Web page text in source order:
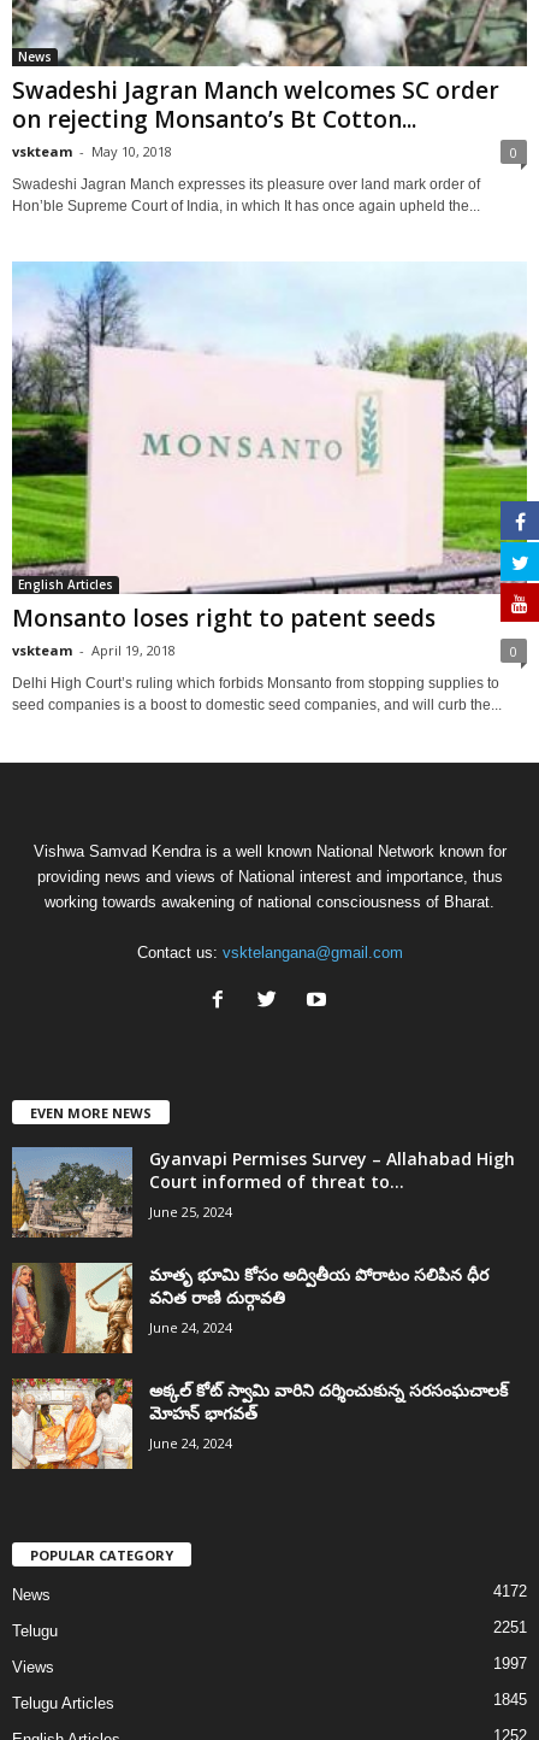
News
Swadeshi Jagran Manch welcomes SC order
on rejecting Monsanto’s Bt Cotton...
vskteam - May 10, 2018 0
Swadeshi Jagran Manch expresses its pleasure over land mark order of
Hon’ble Supreme Court of India, in which It has once again upheld the...
English Articles
Monsanto loses right to patent seeds
vskteam - April 19, 2018 0
Delhi High Court’s ruling which forbids Monsanto from stopping supplies to
seed companies is a boost to domestic seed companies, and will curb the...
Vishwa Samvad Kendra is a well known National Network known for
providing news and views of National interest and importance, thus
working towards awakening of national consciousness of Bharat.
Contact us: vsktelangana@gmail.com
EVEN MORE NEWS
Gyanvapi Permises Survey – Allahabad High
Court informed of threat to...
June 25, 2024
మాతృ భూమి కోసం అద్వితీయ పోరాటం సలిపిన ధీర
వనిత రాణి దుర్గావతి
June 24, 2024
అక్కల్‌ కోట్‌ స్వామి వారిని దర్శించుకున్న సరసంఘచాలక్
మోహన్ భాగవత్
June 24, 2024
POPULAR CATEGORY
News 4172
Telugu 2251
Views 1997
Telugu Articles 1845
1252